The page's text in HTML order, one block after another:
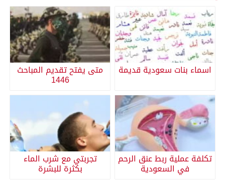
اسماء بنات سعودية قديمة متى يفتح تقديم المباحث
1446
تكلفة عملية ربط عنق الرحم
في السعودية
تجربتي مع شرب الماء
بكثرة للبشرة